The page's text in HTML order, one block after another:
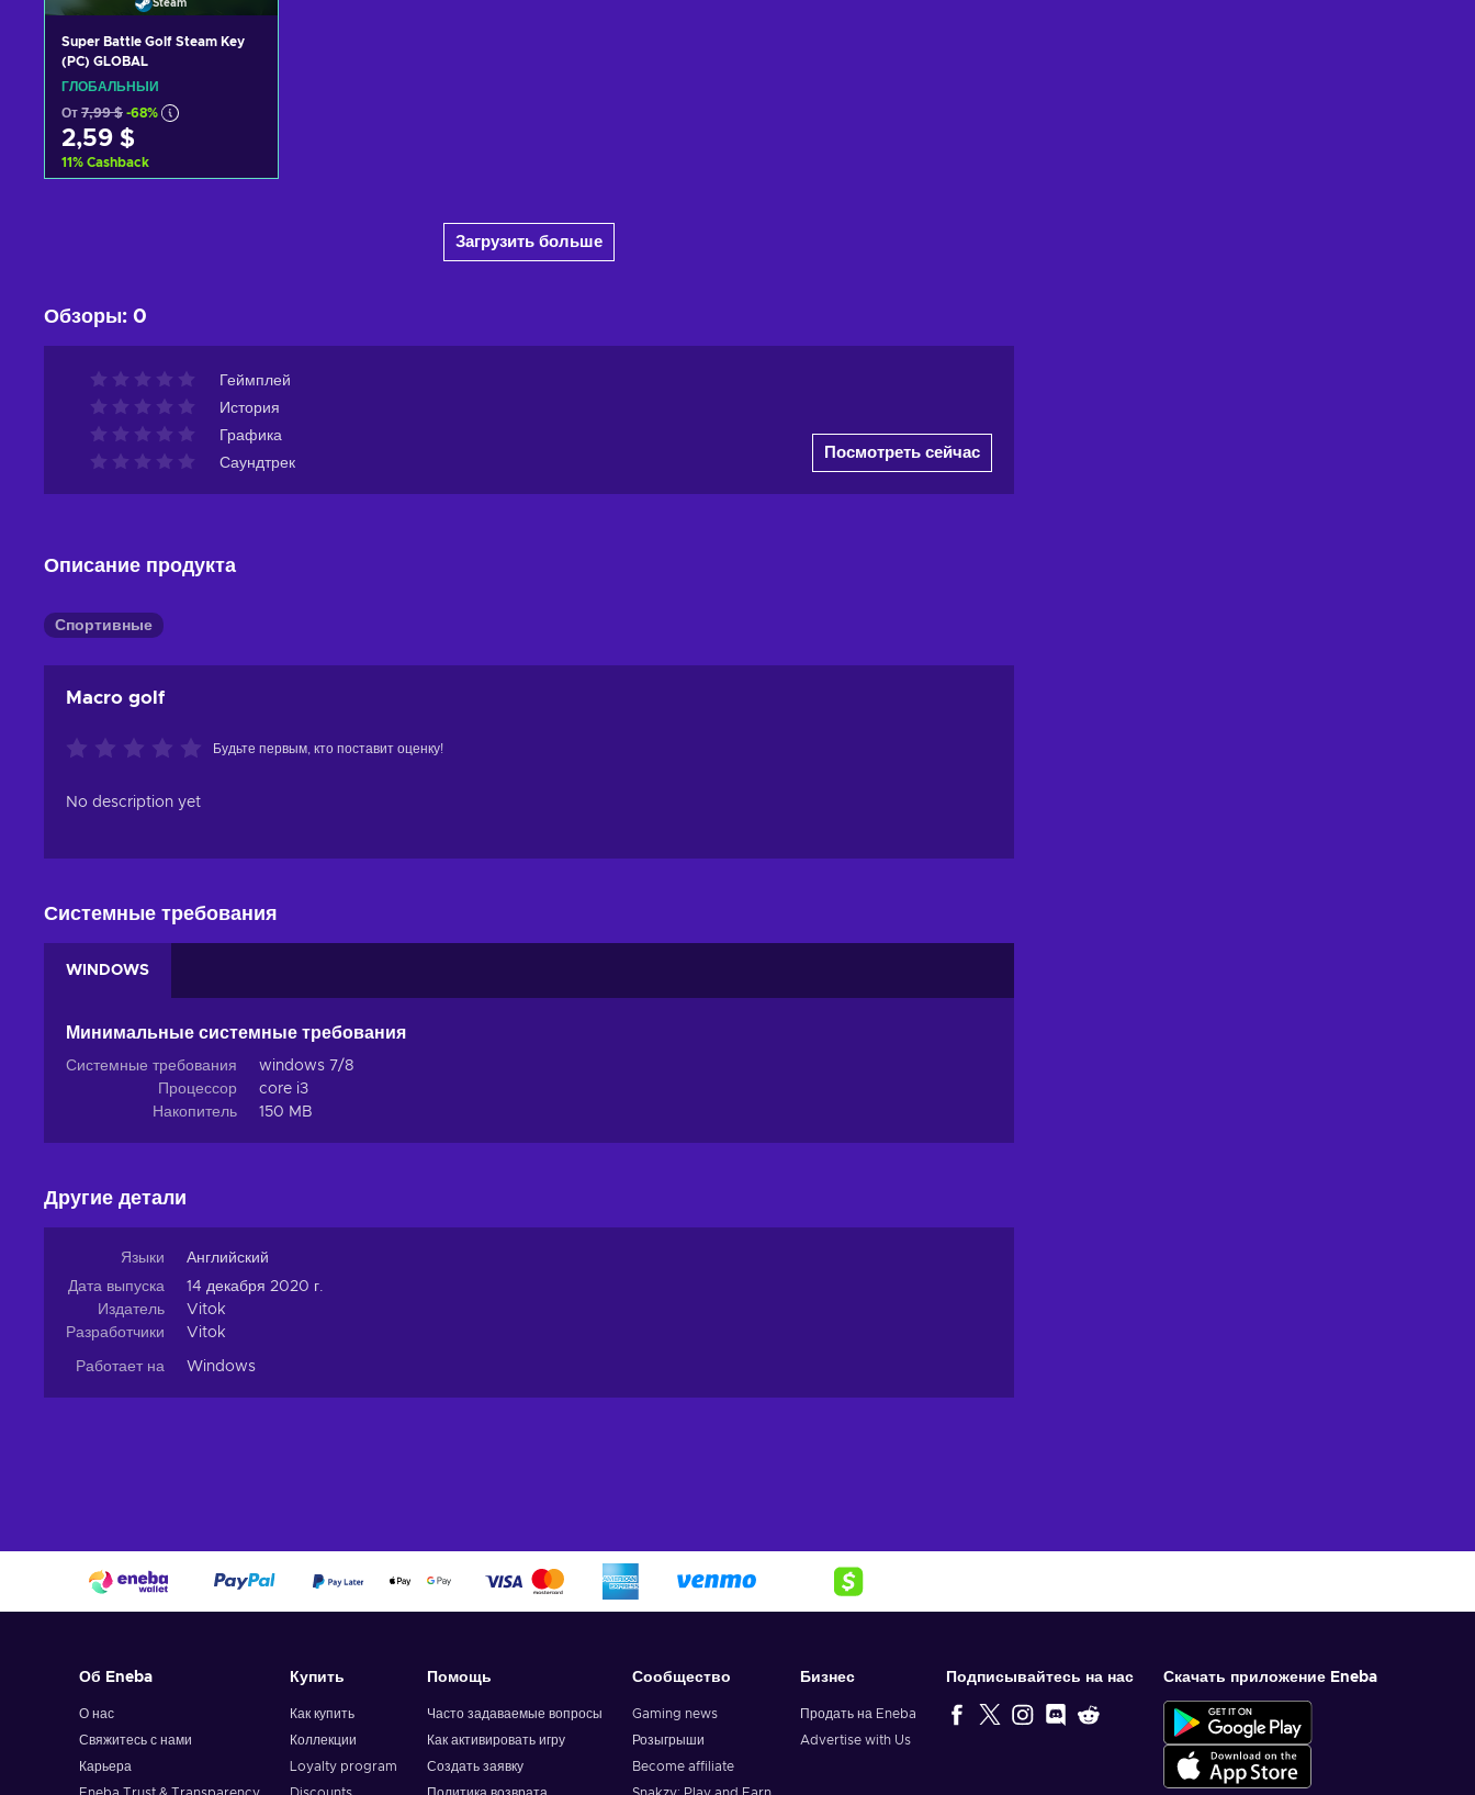
Steam
Super Battle Golf Steam Key
(PC) GLOBAL
ГЛОБАЛЬНЫЙ
От 7,99 $ -68%
2,59 $
11% Cashback
Загрузить больше
Обзоры: 0
Геймплей
История
Графика
Саундтрек
Посмотреть сейчас
Описание продукта
Спортивные
Macro golf
Будьте первым, кто поставит оценку!
No description yet
Системные требования
WINDOWS
Минимальные системные требования
Системные требования
windows 7/8
Процессор
core i3
Накопитель
150 MB
Другие детали
Языки
Английский
Дата выпуска
14 декабря 2020 г.
Издатель
Vitok
Разработчики
Vitok
Работает на Windows
Об Eneba
О нас
Свяжитесь с нами
Карьера
Купить
Как купить
Коллекции
Loyalty program
Помощь
Часто задаваемые вопросы
Как активировать игру
Создать заявку
Сообщество
Gaming news
Розыгрыши
Become affiliate
Бизнес
Продать на Eneba
Advertise with Us
Подписывайтесь на нас Скачать приложение Eneba